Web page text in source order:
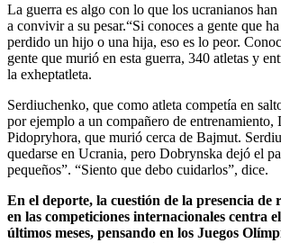
La guerra es algo con lo que los ucranianos
a convivir a su pesar.“Si conoces a gente que
perdido un hijo o una hija, eso es lo peor.
gente que murió en esta guerra, 340 atletas y
la exheptatleta.
Serdiuchenko, que como atleta competía en
por ejemplo a un compañero de entrenamiento,
Pidopryhora, que murió cerca de Bajmut.
quedarse en Ucrania, pero Dobrynska dejó el
pequeños”. “Siento que debo cuidarlos”, dice.
En el deporte, la cuestión de la presencia de
en las competiciones internacionales centra
últimos meses, pensando en los Juegos